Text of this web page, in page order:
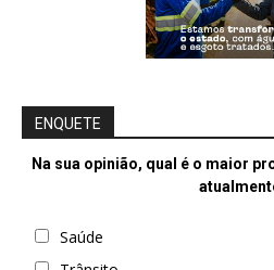
ENQUETE
Na sua opinião, qual é o maior
Saúde